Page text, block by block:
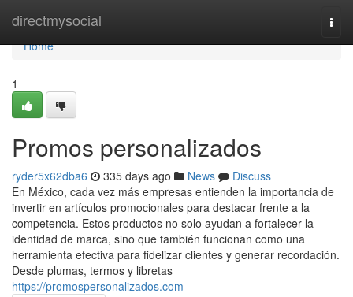
directmysocial
Home
Home
1
Promos personalizados
ryder5x62dba6 335 days ago News
Discuss
En México, cada vez más empresas entienden la importancia de
invertir en artículos promocionales para destacar frente a la
competencia. Estos productos no solo ayudan a fortalecer la
identidad de marca, sino que también funcionan como una
herramienta efectiva para fidelizar clientes y generar recordación.
Desde plumas, termos y libretas
https://promospersonalizados.com